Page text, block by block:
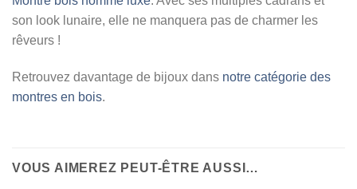
son look lunaire, elle ne manquera pas de charmer les
rêveurs !
Retrouvez davantage de bijoux dans notre catégorie des
montres en bois.
VOUS AIMEREZ PEUT-ÊTRE AUSSI…